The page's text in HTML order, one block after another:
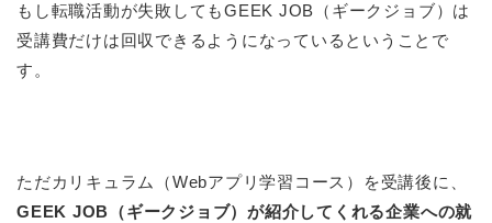
もし転職活動が失敗してもGEEK JOB（ギークジョブ）は
受講費だけは回収できるようになっているということで
す。
ただカリキュラム（Webアプリ学習コース）を受講後に、
GEEK JOB（ギークジョブ）が紹介してくれる企業への就